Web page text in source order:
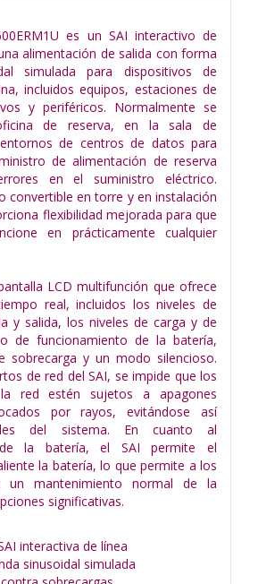
es un SAI interactivo de
alimentación de salida con forma
simulada para dispositivos de
incluidos equipos, estaciones de
y periféricos. Normalmente se
de reserva, en la sala de
de centros de datos para
de alimentación de reserva
en el suministro eléctrico.
convertible en torre y en instalación
flexibilidad mejorada para que
en prácticamente cualquier
LCD multifunción que ofrece
real, incluidos los niveles de
y salida, los niveles de carga y de
de funcionamiento de la batería,
sobrecarga y un modo silencioso.
de red del SAI, se impide que los
red estén sujetos a apagones
por rayos, evitándose así
del sistema. En cuanto al
de la batería, el SAI permite el
la batería, lo que permite a los
un mantenimiento normal de la
significativas.
interactiva de línea
sinusoidal simulada